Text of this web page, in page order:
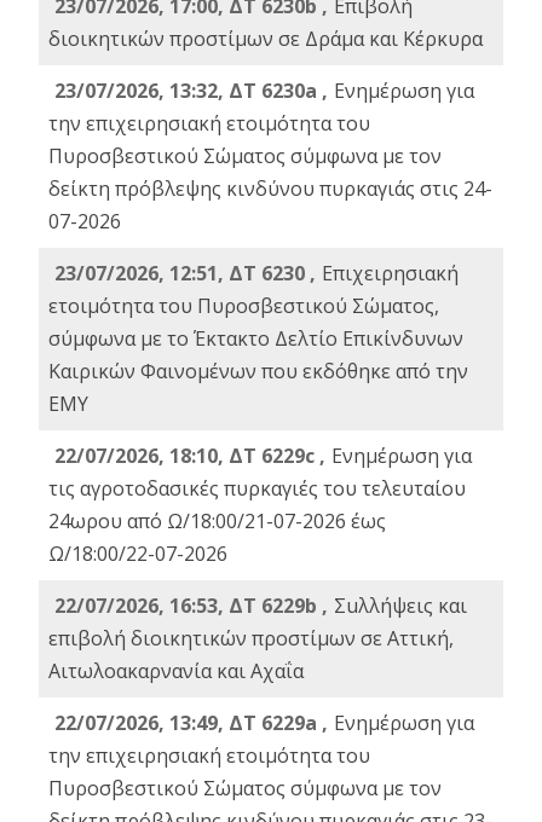
23/07/2026, 17:00, ΔΤ 6230b , Επιβολή
διοικητικών προστίμων σε Δράμα και Κέρκυρα
23/07/2026, 13:32, ΔΤ 6230a , Ενημέρωση για
την επιχειρησιακή ετοιμότητα του
Πυροσβεστικού Σώματος σύμφωνα με τον
δείκτη πρόβλεψης κινδύνου πυρκαγιάς στις 24-
07-2026
23/07/2026, 12:51, ΔΤ 6230 , Επιχειρησιακή
ετοιμότητα του Πυροσβεστικού Σώματος,
σύμφωνα με το Έκτακτο Δελτίο Επικίνδυνων
Καιρικών Φαινομένων που εκδόθηκε από την
ΕΜΥ
22/07/2026, 18:10, ΔΤ 6229c , Ενημέρωση για
τις αγροτοδασικές πυρκαγιές του τελευταίου
24ωρου από Ω/18:00/21-07-2026 έως
Ω/18:00/22-07-2026
22/07/2026, 16:53, ΔΤ 6229b , Σuλλήψεις και
επιβολή διοικητικών προστίμων σε Αττική,
Αιτωλοακαρνανία και Αχαΐα
22/07/2026, 13:49, ΔΤ 6229a , Ενημέρωση για
την επιχειρησιακή ετοιμότητα του
Πυροσβεστικού Σώματος σύμφωνα με τον